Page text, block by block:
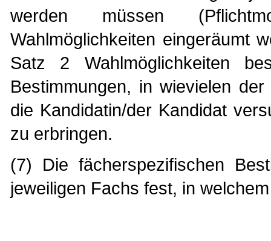
werden müssen
Wahlmöglichkeiten eingeräumt
Satz 2 Wahlmöglichkeiten
Bestimmungen, in wievielen
die Kandidatin/der Kandidat
zu erbringen.
(7) Die fächerspezifischen
jeweiligen Fachs fest, in